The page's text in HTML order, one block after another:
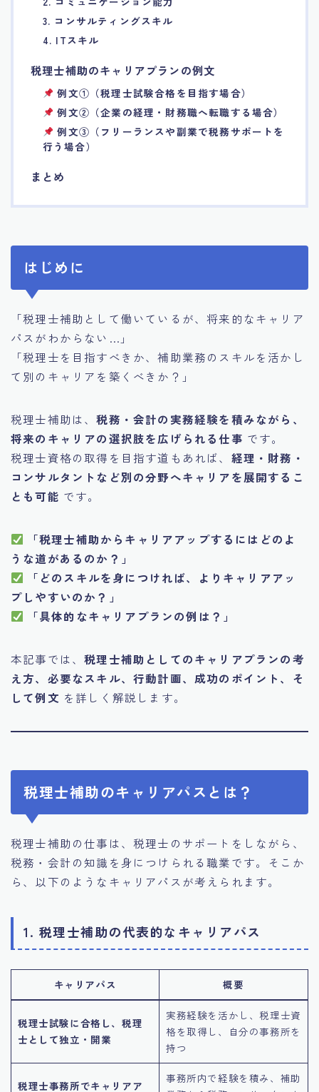
12.異業種への転職成功手法
13.キャリアアップする為の戦略
14.エージェント利用者の成功事例集
3. コンサルティングスキル
4. ITスキル
税理士補助のキャリアプランの例文
例文①（税理士試験合格を目指す場合）
例文②（企業の経理・財務職へ転職する場合）
例文③（フリーランスや副業で税務サポートを
行う場合）
まとめ
はじめに
「税理士補助として働いているが、将来的なキャリア
パスがわからない…」
「税理士を目指すべきか、補助業務のスキルを活かし
て別のキャリアを築くべきか？」
税理士補助は、税務・会計の実務経験を積みながら、
将来のキャリアの選択肢を広げられる仕事 です。
税理士資格の取得を目指す道もあれば、 経理・財務・
コンサルタントなど別の分野へキャリアを展開するこ
とも可能 です。
「税理士補助からキャリアアップするにはどのよ
うな道があるのか？」
「どのスキルを身につければ、よりキャリアアッ
プしやすいのか？」
「具体的なキャリアプランの例は？」
本記事では、税理士補助としてのキャリアプランの考
え方、必要なスキル、行動計画、成功のポイント、そ
して例文 を詳しく解説します。
税理士補助のキャリアパスとは？
税理士補助の仕事は、税理士のサポートをしながら、
税務・会計の知識を身につけられる職業です。そこか
ら、以下のようなキャリアパスが考えられます。
1. 税理士補助の代表的なキャリアパス
キャリアパス 概要
税理士試験に合格し、税理
士として独立・開業
実務経験を活かし、税理士資
格を取得し、自分の事務所を
持つ
税理士事務所でキャリアア
事務所内で経験を積み、補助